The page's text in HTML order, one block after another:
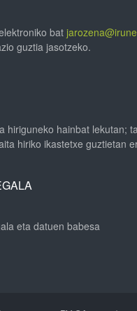
bat
guztia jasotzeko.
hiriguneko hainbat lekutan;
hiriko ikastetxe guztietan
eta datuen babesa